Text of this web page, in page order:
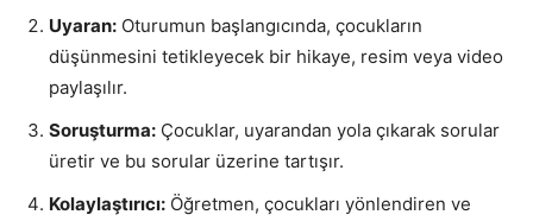
Uyaran: Oturumun başlangıcında, çocukların
düşünmesini tetikleyecek bir hikaye, resim veya video
paylaşılır.
Soruşturma: Çocuklar, uyarandan yola çıkarak sorular
üretir ve bu sorular üzerine tartışır.
Kolaylaştırıcı: Öğretmen, çocukları yönlendiren ve